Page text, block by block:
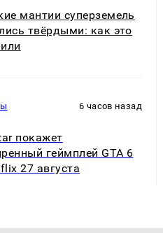
мантии суперземель
твёрдыми: как это
6 часов назад
покажет
геймплей GTA 6
27 августа